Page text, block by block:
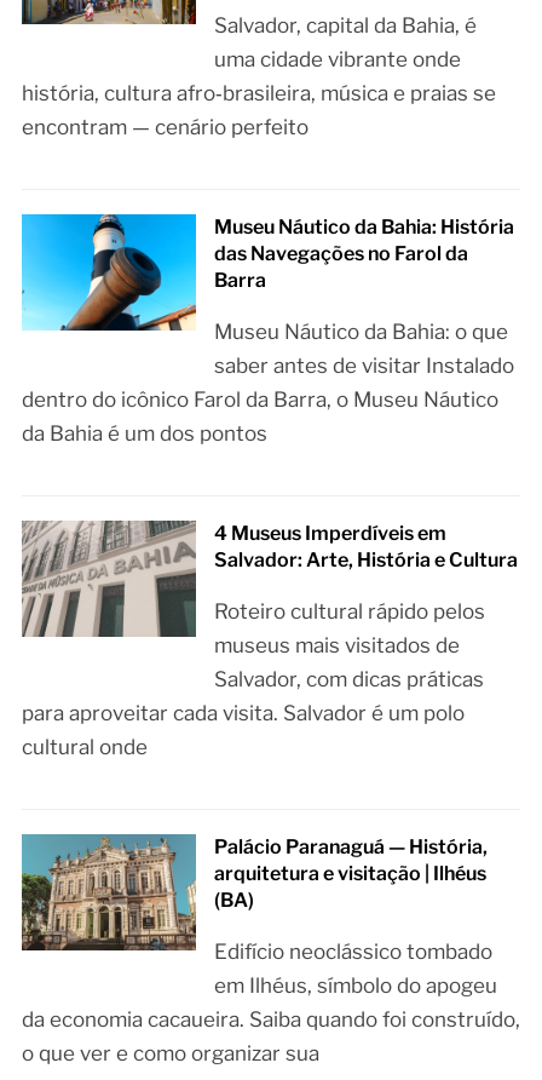
Salvador, capital da Bahia, é
uma cidade vibrante onde
história, cultura afro‑brasileira, música e praias se
encontram — cenário perfeito
Museu Náutico da Bahia: História
das Navegações no Farol da
Barra
Museu Náutico da Bahia: o que
saber antes de visitar Instalado
dentro do icônico Farol da Barra, o Museu Náutico
da Bahia é um dos pontos
4 Museus Imperdíveis em
Salvador: Arte, História e Cultura
Roteiro cultural rápido pelos
museus mais visitados de
Salvador, com dicas práticas
para aproveitar cada visita. Salvador é um polo
cultural onde
Palácio Paranaguá — História,
arquitetura e visitação | Ilhéus
(BA)
Edifício neoclássico tombado
em Ilhéus, símbolo do apogeu
da economia cacaueira. Saiba quando foi construído,
o que ver e como organizar sua